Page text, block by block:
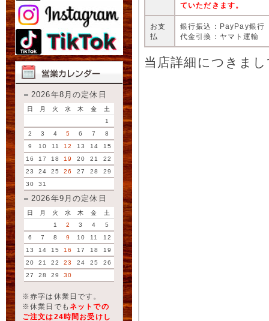
2026年8月の定休日
日 月 火 水 木 金
土
1
2
3 4 5 6 7
8
9
10 11 12 13 14
15
16
17 18 19 20 21
22
23
24 25 26 27 28
29
30
31
2026年9月の定休日
日 月 火 水 木 金
土
1
2 3 4
5
6
7 8 9 10 11
12
13
14 15 16 17 18
19
20
21 22 23 24 25
26
27
28 29 30
※赤字は休業日です。
※休業日でも ネットでの
ご注文は24時間お受けし
ていただきます。
お支
払
銀行振込：PayPay銀行
代金引換：ヤマト運輸
当店詳細につきま